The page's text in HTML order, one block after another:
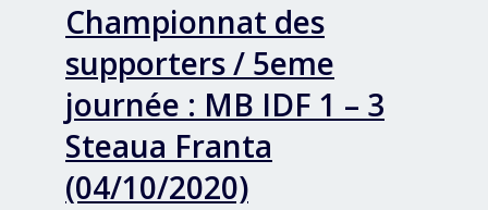
Championnat des
supporters / 5eme
journée : MB IDF 1 – 3
Steaua Franta
(04/10/2020)